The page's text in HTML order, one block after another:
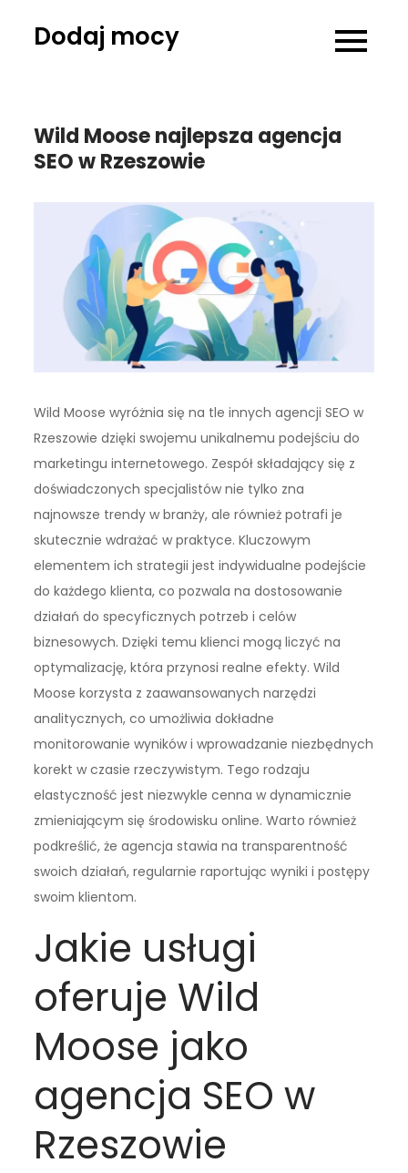
Dodaj mocy
Wild Moose najlepsza agencja
SEO w Rzeszowie
Wild Moose wyróżnia się na tle innych agencji SEO w
Rzeszowie dzięki swojemu unikalnemu podejściu do
marketingu internetowego. Zespół składający się z
doświadczonych specjalistów nie tylko zna
najnowsze trendy w branży, ale również potrafi je
skutecznie wdrażać w praktyce. Kluczowym
elementem ich strategii jest indywidualne podejście
do każdego klienta, co pozwala na dostosowanie
działań do specyficznych potrzeb i celów
biznesowych. Dzięki temu klienci mogą liczyć na
optymalizację, która przynosi realne efekty. Wild
Moose korzysta z zaawansowanych narzędzi
analitycznych, co umożliwia dokładne
monitorowanie wyników i wprowadzanie niezbędnych
korekt w czasie rzeczywistym. Tego rodzaju
elastyczność jest niezwykle cenna w dynamicznie
zmieniającym się środowisku online. Warto również
podkreślić, że agencja stawia na transparentność
swoich działań, regularnie raportując wyniki i postępy
swoim klientom.
Jakie usługi
oferuje Wild
Moose jako
agencja SEO w
Rzeszowie